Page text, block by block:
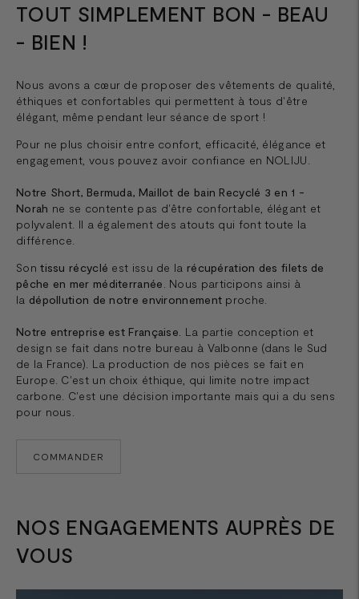
TOUT SIMPLEMENT BON - BEAU
- BIEN !
Nous avons a cœur de proposer des vêtements de qualité,
éthiques et confortables qui permettent à tous d'être
élégant, même pendant leur séance de sport !
Pour ne plus choisir entre confort, efficacité, élégance et
engagement, vous pouvez avoir confiance en NOLIJU.
Notre Short, Bermuda, Maillot de bain Recyclé 3 en 1 -
Norah ne se contente pas d'être confortable, élégant et
polyvalent. Il a également des atouts qui font toute la
différence.
Sontissu récyclé est issu de la récupération des filets de
pêche en mer méditerranée . Nous participons ainsi à
la dépollution de notre environnement proche.
Notre entreprise est Française. La partie conception et
design se fait dans notre bureau à Valbonne (dans le Sud
de la France). La production de nos pièces se fait en
Europe. C'est un choix éthique, qui limite notre impact
carbone. C'est une décision importante mais qui a du sens
pour nous.
COMMANDER
NOS ENGAGEMENTS AUPRÈS DE
VOUS